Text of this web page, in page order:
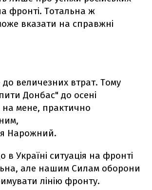
фронті. Тотальна ж
вказати на справжні
величезних втрат. Тому
Донбас" до осені
на мене, практично
Нарожний.
в Україні ситуація на фронті
але нашим Силам оборони
лінію фронту.